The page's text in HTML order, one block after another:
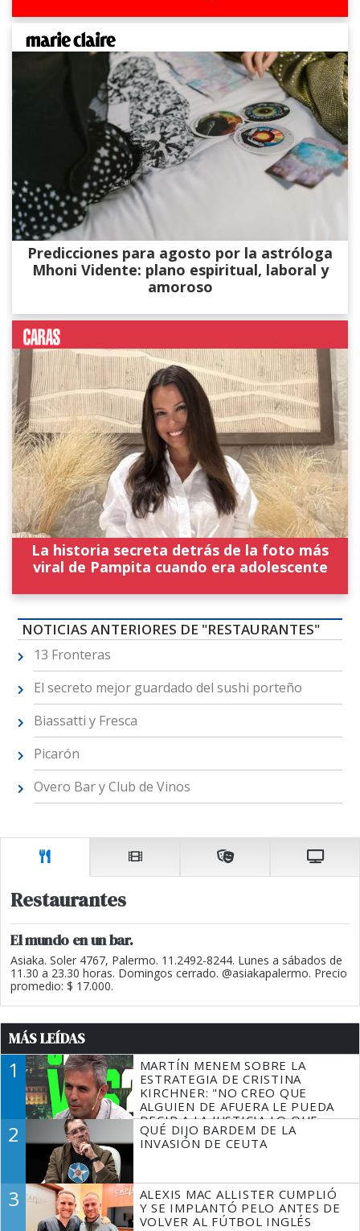
Predicciones para agosto por la astróloga
Mhoni Vidente: plano espiritual, laboral y
amoroso
La historia secreta detrás de la foto más
viral de Pampita cuando era adolescente
NOTICIAS ANTERIORES DE "RESTAURANTES"
13 Fronteras
El secreto mejor guardado del sushi porteño
Biassatti y Fresca
Picarón
Overo Bar y Club de Vinos
Restaurantes
El mundo en un bar.
Asiaka. Soler 4767, Palermo. 11.2492-8244. Lunes a sábados de
11.30 a 23.30 horas. Domingos cerrado. @asiakapalermo. Precio
promedio: $ 17.000.
MÁS LEÍDAS
1
MARTÍN MENEM SOBRE LA
ESTRATEGIA DE CRISTINA
KIRCHNER: "NO CREO QUE
ALGUIEN DE AFUERA LE PUEDA
DECIR A LA JUSTICIA LO QUE
TIENE QUE HACER"
2
QUÉ DIJO BARDEM DE LA
INVASIÓN DE CEUTA
3
ALEXIS MAC ALLISTER CUMPLIÓ
Y SE IMPLANTÓ PELO ANTES DE
VOLVER AL FÚTBOL INGLÉS